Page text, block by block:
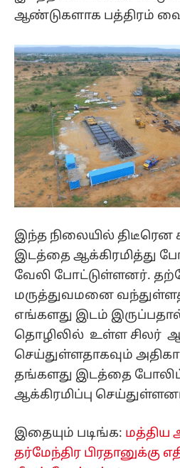
ஆண்டுகளாக பத்திரம்
இந்த நிலையில் திடீரென
இடத்தை ஆக்கிரமித்து
வேலி போட்டுள்ளனர்.
மருத்துவமனை
எங்களது இடம்
தொழிலில் உள்ள சிலர்
செய்துள்ளதாகவும்
தங்களது இடத்தை
ஆக்கிரமிப்பு
இதையும் படிங்க: மத்திய
தர்மேந்திர பிரதானுக்கு